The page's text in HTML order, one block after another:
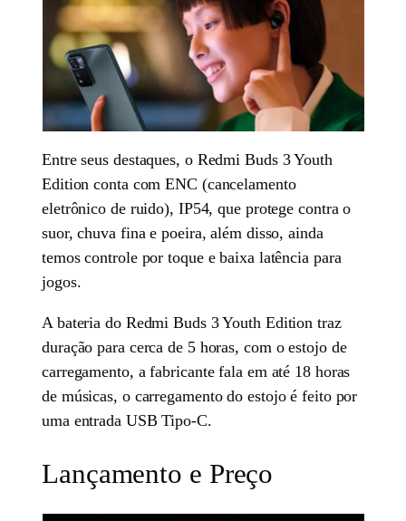
Entre seus destaques, o Redmi Buds 3 Youth
Edition conta com ENC (cancelamento
eletrônico de ruido), IP54, que protege contra o
suor, chuva fina e poeira, além disso, ainda
temos controle por toque e baixa latência para
jogos.
A bateria do Redmi Buds 3 Youth Edition traz
duração para cerca de 5 horas, com o estojo de
carregamento, a fabricante fala em até 18 horas
de músicas, o carregamento do estojo é feito por
uma entrada USB Tipo-C.
Lançamento e Preço